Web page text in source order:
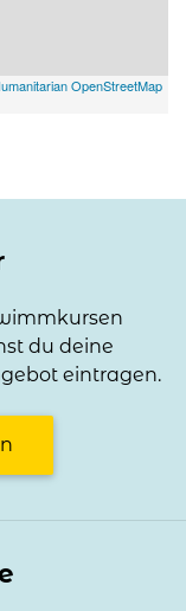
OpenStreetMap
du deine
eintragen.